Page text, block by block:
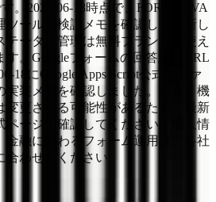
。2026-06-18時点で、FORMLOVA
ツール、検証メモを確認して更新し
ータス管理は無料プランから使え
す。Googleフォームの回答編集URL
18にGoogle Apps Script公式リファ
実装メモを確認しました。料金、機
変更される可能性があるため、最新
ページで確認してください。個人情
金融に関わるフォーム運用は、各社
わせてください。